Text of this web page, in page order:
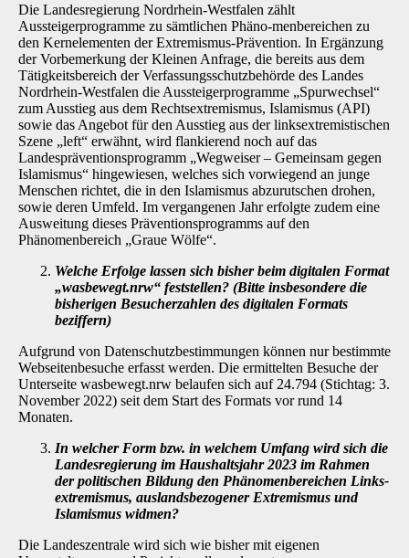
Die Landesregierung Nordrhein-Westfalen zählt
Aussteigerprogramme zu sämtlichen Phäno-menbereichen zu
den Kernelementen der Extremismus-Prävention. In Ergänzung
der Vorbe­merkung der Kleinen Anfrage, die bereits aus dem
Tätigkeitsbereich der Verfassungsschutz­behörde des Landes
Nordrhein-Westfalen die Aussteigerprogramme „Spurwechsel“
zum Aus­stieg aus dem Rechtsextremismus, Islamismus (API)
sowie das Angebot für den Ausstieg aus der linksextremistischen
Szene „left“ erwähnt, wird flankierend noch auf das
Landespräventionsprogramm „Wegweiser – Gemeinsam gegen
Islamismus“ hingewiesen, welches sich vorwiegend an junge
Menschen richtet, die in den Islamismus abzurutschen dro­hen,
sowie deren Umfeld. Im vergangenen Jahr erfolgte zudem eine
Ausweitung dieses Präventionsprogramms auf den
Phänomenbereich „Graue Wölfe“.
Welche Erfolge lassen sich bisher beim digitalen Format
„wasbewegt.nrw“ fest­stellen? (Bitte insbesondere die
bisherigen Besucherzahlen des digitalen Formats
beziffern)
Aufgrund von Datenschutzbestimmungen können nur bestimmte
Webseitenbesuche erfasst werden. Die ermittelten Besuche der
Unterseite wasbewegt.nrw belaufen sich auf 24.794 (Stichtag: 3.
November 2022) seit dem Start des Formats vor rund 14
Monaten.
In welcher Form bzw. in welchem Umfang wird sich die
Landesregierung im Haus­haltsjahr 2023 im Rahmen
der politischen Bildung den Phänomenbereichen Links­
extremismus, auslandsbezogener Extremismus und
Islamismus widmen?
Die Landeszentrale wird sich wie bisher mit eigenen